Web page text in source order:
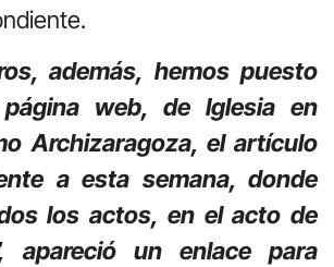
además, hemos puesto
web, de Iglesia en
Archizaragoza, el artículo
a esta semana, donde
los actos, en el acto de
apareció un enlace para